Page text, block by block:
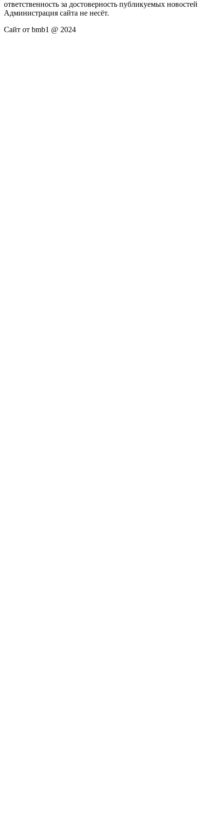
ответственность за достоверность публикуемых новостей
Администрация сайта не несёт.
Сайт от bmb1 @ 2024